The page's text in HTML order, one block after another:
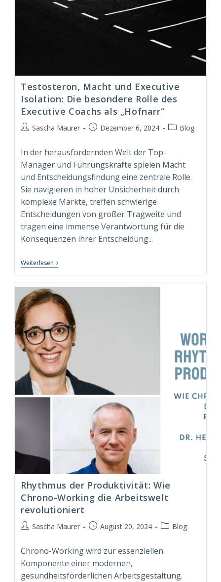
Testosteron, Macht und Executive
Isolation: Die besondere Rolle des
Executive Coachs als „Hofnarr“
Beitrags-
Sascha Maurer
BeitragDezember 6, 2024
Beitrags-
Blog
In der herausfordernden Welt der Top-
Manager und Führungskräfte spielen Macht
und Entscheidungsfindung eine zentrale Rolle.
Sie navigieren in hoher Unsicherheit durch
komplexe Märkte, treffen schwierige
Entscheidungen von großer Tragweite und
tragen eine immense Verantwortung für die
Konsequenzen ihrer Entscheidung...
Weiterlesen Testosteron,
Macht
Executive
Isolation:
Die
Besondere
Rolle
Des
Executive
Coachs
Als
„Hofnarr“
Rhythmus der Produktivität: Wie
Chrono-Working die Arbeitswelt
revolutioniert
Beitrags-
Sascha Maurer
BeitragAugust 20, 2024
Beitrags-
Blog
Chrono-Working wird zur essenziellen
Komponente einer modernen,
gesundheitsförderlichen Arbeitsgestaltung.